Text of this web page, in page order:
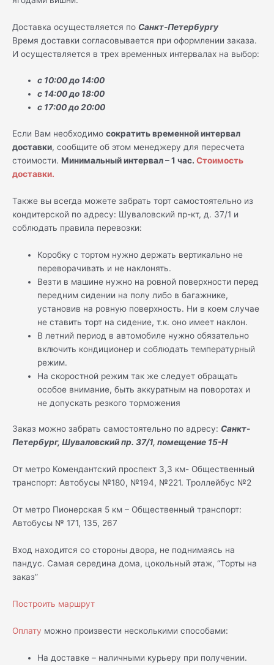
Доставка осуществляется по Санкт-Петербургу
Время доставки согласовывается при оформлении заказа.
И осуществляется в трех временных интервалах на выбор:
с 10:00 до 14:00
с 14:00 до 18:00
с 17:00 до 20:00
Если Вам необходимо сократить временной интервал
доставки, сообщите об этом менеджеру для пересчета
стоимости. Минимальный интервал – 1 час. Стоимость
доставки.
Также вы всегда можете забрать торт самостоятельно из
кондитерской по адресу: Шуваловский пр-кт, д. 37/1 и
соблюдать правила перевозки:
Коробку с тортом нужно держать вертикально не
переворачивать и не наклонять.
Везти в машине нужно на ровной поверхности перед
передним сидении на полу либо в багажнике,
установив на ровную поверхность. Ни в коем случае
не ставить торт на сидение, т.к. оно имеет наклон.
В летний период в автомобиле нужно обязательно
включить кондиционер и соблюдать температурный
режим.
На скоростной режим так же следует обращать
особое внимание, быть аккуратным на поворотах и
не допускать резкого торможения
Заказ можно забрать самостоятельно по адресу: Санкт-
Петербург, Шуваловский пр. 37/1, помещение 15-Н
От метро Комендантский проспект 3,3 км- Общественный
транспорт: Автобусы №180, №194, №221. Троллейбус №2
От метро Пионерская 5 км – Общественный транспорт:
Автобусы № 171, 135, 267
Вход находится со стороны двора, не поднимаясь на
пандус. Самая середина дома, цокольный этаж, “Торты на
заказ”
Построить маршрут
Оплату можно произвести несколькими способами:
На доставке – наличными курьеру при получении.